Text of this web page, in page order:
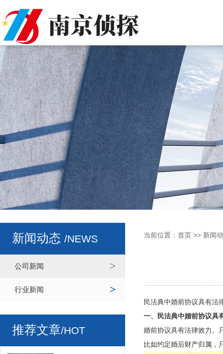
新闻动态 /NEWS
公司新闻
行业新闻
推荐文章/HOT
当前位置： 首页>> 新闻
民法典中婚前协议具有法
一、民法典中婚前协议具
婚前协议具有法律效力。
比如约定婚后财产归属，